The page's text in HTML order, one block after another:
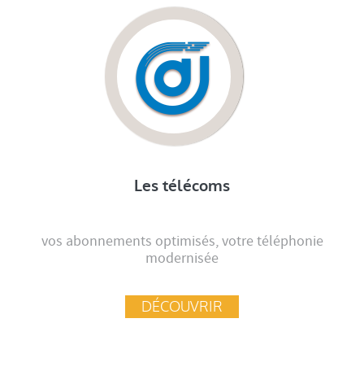
Les télécoms
vos abonnements optimisés, votre téléphonie
modernisée
DÉCOUVRIR